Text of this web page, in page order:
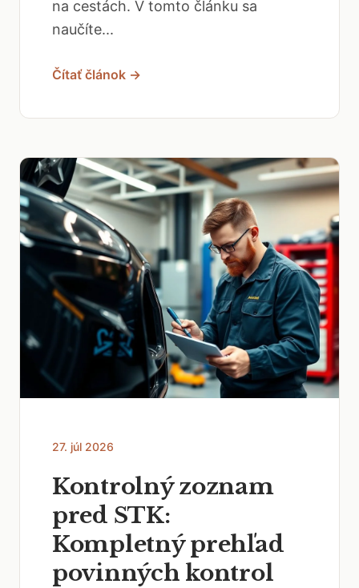
na cestách. V tomto článku sa
naučíte...
Čítať článok →
27. júl 2026
Kontrolný zoznam
pred STK:
Kompletný prehľad
povinných kontrol